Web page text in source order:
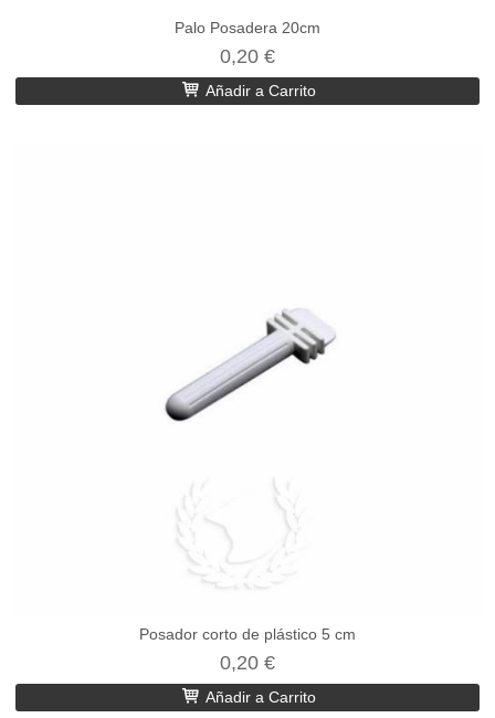
Palo Posadera 20cm
0,20 €
Añadir a Carrito
Posador corto de plástico 5 cm
0,20 €
Añadir a Carrito